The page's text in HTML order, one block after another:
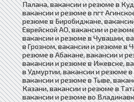
Палана, вакансии и резюме в
вакансии и резюме в пгт
резюме в Биробиджане,
Еврейской АО, вакансии и
вакансии и резюме в Чувашии,
в Грозном, вакансии и резюме в
резюме в Абакане, вакансии и
вакансии и резюме в Ижевске,
в Удмуртии, вакансии и резюме
вакансии и резюме в Тыве,
Казани, вакансии и резюме в
вакансии и резюме во